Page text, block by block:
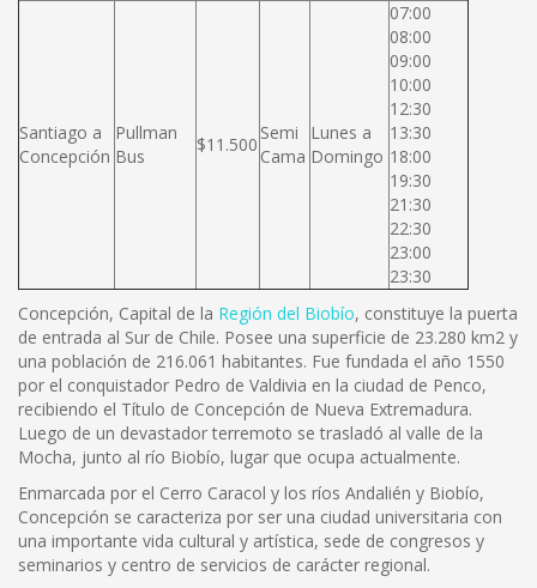
Santiago a
Concepción
Pullman
Bus
$11.500
Semi
Cama
Lunes a
Domingo
07:00
08:00
09:00
10:00
12:30
13:30
18:00
19:30
21:30
22:30
23:00
23:30
Concepción, Capital de la Región del Biobío, constituye la puerta
de entrada al Sur de Chile. Posee una superficie de 23.280 km2 y
una población de 216.061 habitantes. Fue fundada el año 1550
por el conquistador Pedro de Valdivia en la ciudad de Penco,
recibiendo el Título de Concepción de Nueva Extremadura.
Luego de un devastador terremoto se trasladó al valle de la
Mocha, junto al río Biobío, lugar que ocupa actualmente.
Enmarcada por el Cerro Caracol y los ríos Andalién y Biobío,
Concepción se caracteriza por ser una ciudad universitaria con
una importante vida cultural y artística, sede de congresos y
seminarios y centro de servicios de carácter regional.